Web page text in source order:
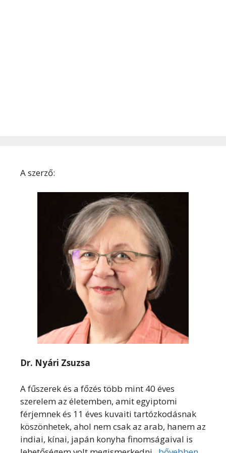
A szerző:
Dr. Nyári Zsuzsa
A fűszerek és a főzés több mint 40 éves
szerelem az életemben, amit egyiptomi
férjemnek és 11 éves kuvaiti tartózkodásnak
köszönhetek, ahol nem csak az arab, hanem az
indiai, kínai, japán konyha finomságaival is